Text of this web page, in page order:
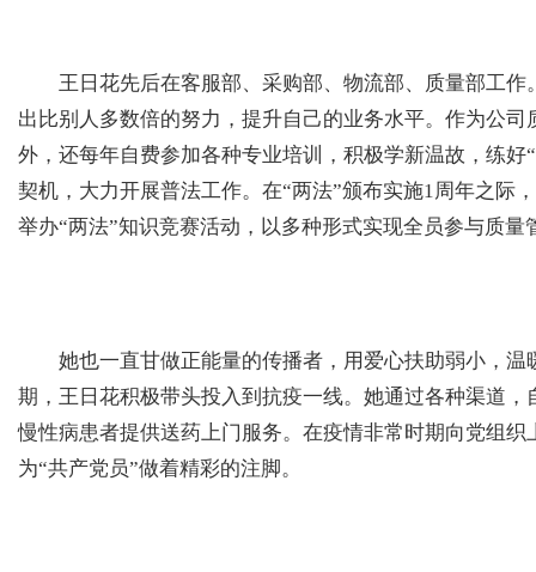
王日花先后在客服部、采购部、物流部、质量部工作
出比别人多数倍的努力，提升自己的业务水平。作为公
外，还每年自费参加各种专业培训，积极学新温故，练好
契机，大力开展普法工作。在“两法”颁布实施1周年之际
举办“两法”知识竞赛活动，以多种形式实现全员参与质量
她也一直甘做正能量的传播者，用爱心扶助弱小，温
期，王日花积极带头投入到抗疫一线。她通过各种渠道
慢性病患者提供送药上门服务。在疫情非常时期向党组
为“共产党员”做着精彩的注脚。